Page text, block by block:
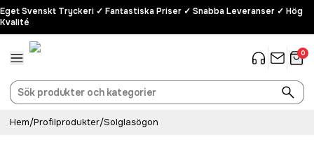
Eget Svenskt Tryckeri ✓ Fantastiska Priser ✓ Snabba Leveranser ✓ Hög
Kvalité
0
Hem/Profilprodukter/Solglasögon